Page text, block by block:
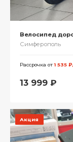
Велосипед
Симферополь
Рассрочка от1 535
13 999 ₽
Акция